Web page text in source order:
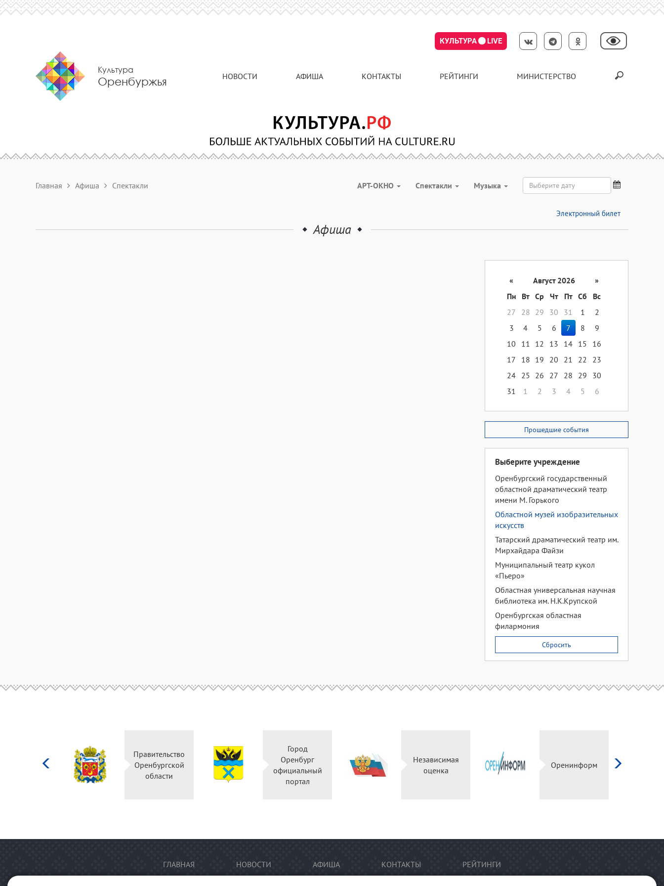
КУЛЬТУРА LIVE
Культура
Оренбуржья НОВОСТИ АФИША КОНТАКТЫ РЕЙТИНГИ МИНИСТЕРСТВО
Главная Афиша Спектакли АРТ-ОКНО Спектакли Музыка
Электронный билет
Афиша
« Август 2026
»
Пн
Вт Ср Чт Пт Сб
Вс
27
28 29 30 31 1
2
3
4 5 6 7 8
9
10
11 12 13 14 15
16
17
18 19 20 21 22
23
24 25 26 27 28 29
30
31
1 2 3 4 5 6
Прошедшие события
Выберите учреждение
Оренбургский государственный
областной драматический театр
имени М. Горького
Областной музей изобразительных
искусств
Татарский драматический театр им.
Мирхайдара Файзи
Муниципальный театр кукол
«Пьеро»
Областная универсальная научная
библиотека им. Н.К.Крупской
Оренбургская областная
филармония
Сбросить
Правительство
Оренбургской
области
Город
Оренбург
официальный
портал
Независимая
оценка
Оренинформ
ГЛАВНАЯ НОВОСТИ АФИША КОНТАКТЫ РЕЙТИНГИ